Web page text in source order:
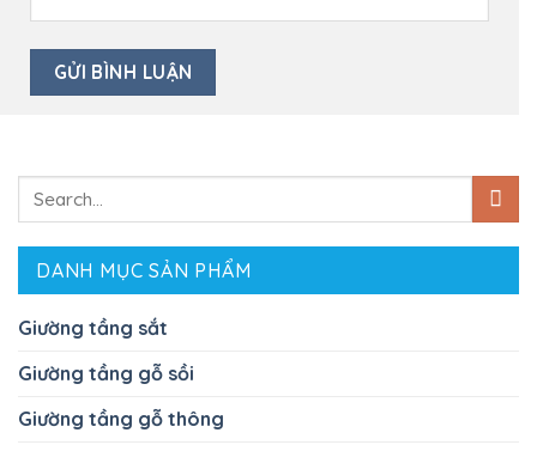
Search
DANH MỤC SẢN PHẨM
Giường tầng sắt
Giường tầng gỗ sồi
Giường tầng gỗ thông